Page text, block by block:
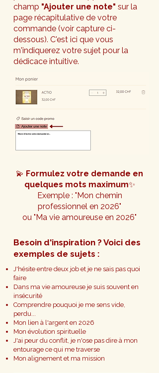
champ "Ajouter une note" sur la
page récapitulative de votre
commande (voir capture ci-
dessous). C'est ici que vous
m'indiquerez votre sujet pour la
dédicace intuitive.
💫 Formulez votre demande en
quelques mots maximum✨
Exemple : "Mon chemin
professionnel en 2026"
ou "Ma vie amoureuse en 2026"
Besoin d'inspiration ? Voici des
exemples de sujets :
J'hésite entre deux job et je ne sais pas quoi
faire
Dans ma vie amoureuse je suis souvent en
insécurité
Comprendre pouquoi je me sens vide,
perdu...​
Mon lien à l'argent en 2026
Mon évolution spirituelle
J'ai peur du conflit, je n'ose pas dire à mon
entourage ce qui me traverse
Mon alignement et ma mission